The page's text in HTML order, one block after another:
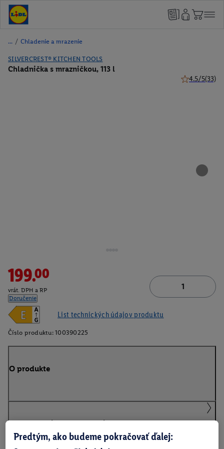
/ Chladenie a mrazenie
SILVERCREST® KITCHEN TOOLS
Chladnička s mrazničkou, 113 l
4.5/5(33)
199.00
vrát. DPH a RP
Doručenie
List technických údajov produktu
Číslo produktu: 100390225
O produkte
Podrobnosti o bezpečnosti produktu
Predtým, ako budeme pokračovať ďalej: